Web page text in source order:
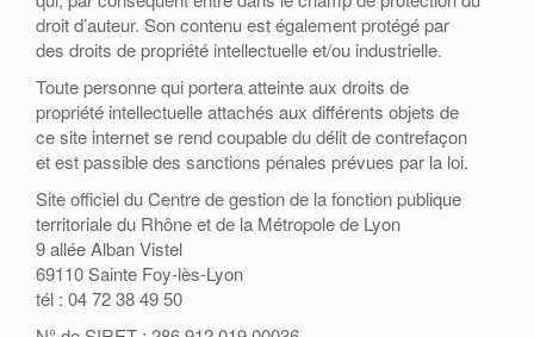
droit d’auteur. Son contenu est également protégé par
des droits de propriété intellectuelle et/ou industrielle.
Toute personne qui portera atteinte aux droits de
propriété intellectuelle attachés aux différents objets de
ce site internet se rend coupable du délit de contrefaçon
et est passible des sanctions pénales prévues par la loi.
Site officiel du Centre de gestion de la fonction publique
territoriale du Rhône et de la Métropole de Lyon
9 allée Alban Vistel
69110 Sainte Foy-lès-Lyon
tél : 04 72 38 49 50